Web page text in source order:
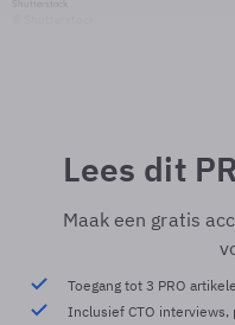
Lees dit
Maak een gratis
Toegang tot 3 PRO
Inclusief CTO interviews,